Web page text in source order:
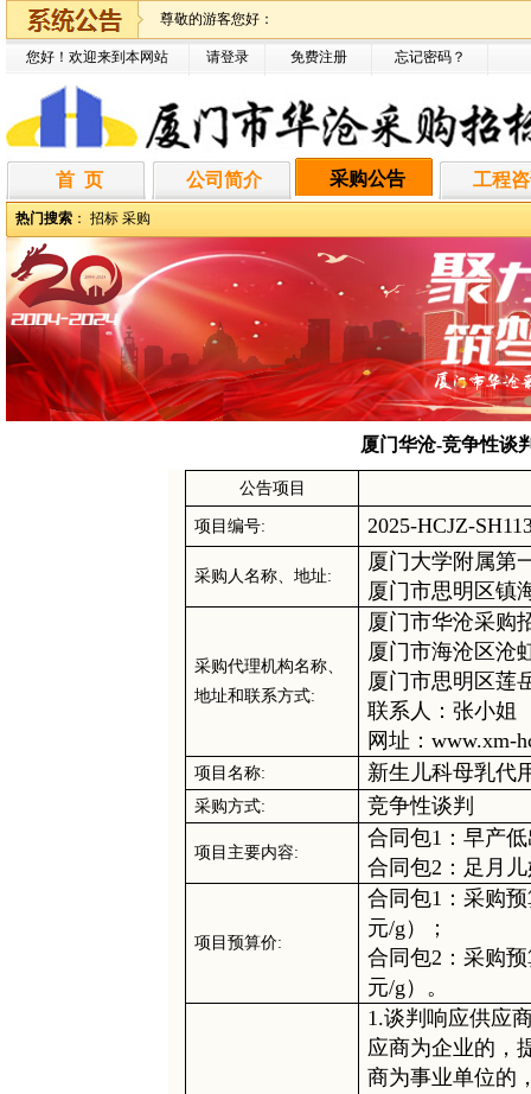
尊敬的游客您好：
您好！欢迎来到本网站 请登录 免费注册 忘记密码？
首 页 公司简介 采购公告 工程
热门搜索 ： 招标 采购
厦门华沧-竞争性谈
公告项目
项目编号: 2025-HCJZ-
采购人名称、地址:
厦门大学附属第
厦门市思明区镇
采购代理机构名称、
地址和联系方式:
厦门市华沧采购
厦门市海沧区沧
厦门市思明区莲
联系人 ：张小姐
网址： www.xm-
项目名称: 新生儿科母乳代
采购方式: 竞争性谈判
项目主要内容:
合同包1： 早产
合同包2： 足月
项目 预算价:
合同包1 ：采购
元/g）；
合同包2：采购
元/g）。
1.谈判响应供应
应商为企业的，
商为事业单位的